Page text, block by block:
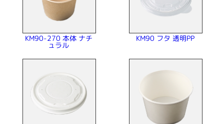
KM90-270 本体 ナチ
ュラル
KM90 フタ 透明PP